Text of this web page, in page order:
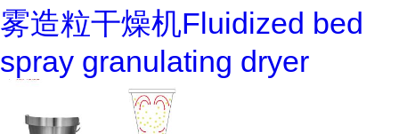
雾造粒干燥机Fluidized bed
spray granulating dryer